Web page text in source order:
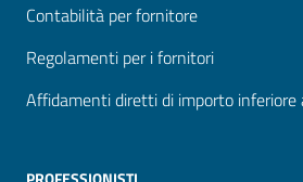
Contabilità per fornitore
Regolamenti per i fornitori
Affidamenti diretti di importo inferiore